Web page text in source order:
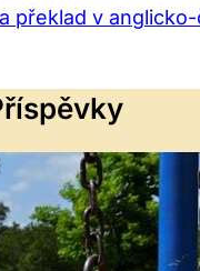
překlad v